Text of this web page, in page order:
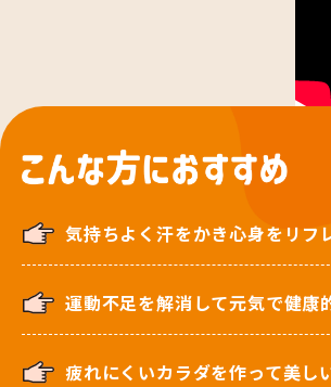
気持ちよく汗をかき心身をリフ
運動不足を解消して元気で健康
疲れにくいカラダを作って美し